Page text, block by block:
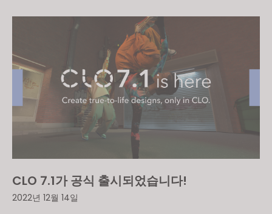
CLO 7.1가 공식 출시되었습니다!
2022년 12월 14일